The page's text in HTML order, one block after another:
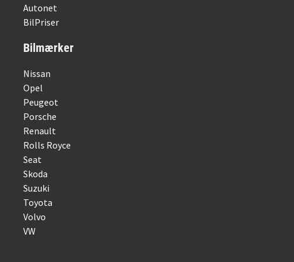
Autonet
BilPriser
Bilmærker
Nissan
Opel
Peugeot
Porsche
Renault
Rolls Royce
Seat
Skoda
Suzuki
Toyota
Volvo
VW